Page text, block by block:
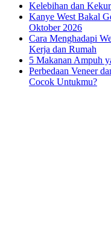
Kelebihan dan
Kanye West Bakal
Oktober 2026
Cara Menghadapi
Kerja dan Rumah
5 Makanan Ampuh
Perbedaan Veneer
Cocok Untukmu?